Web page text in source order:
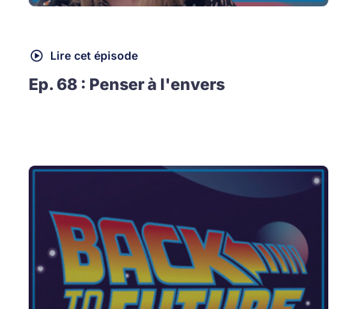
Lire cet épisode
Ep. 68 : Penser à l'envers